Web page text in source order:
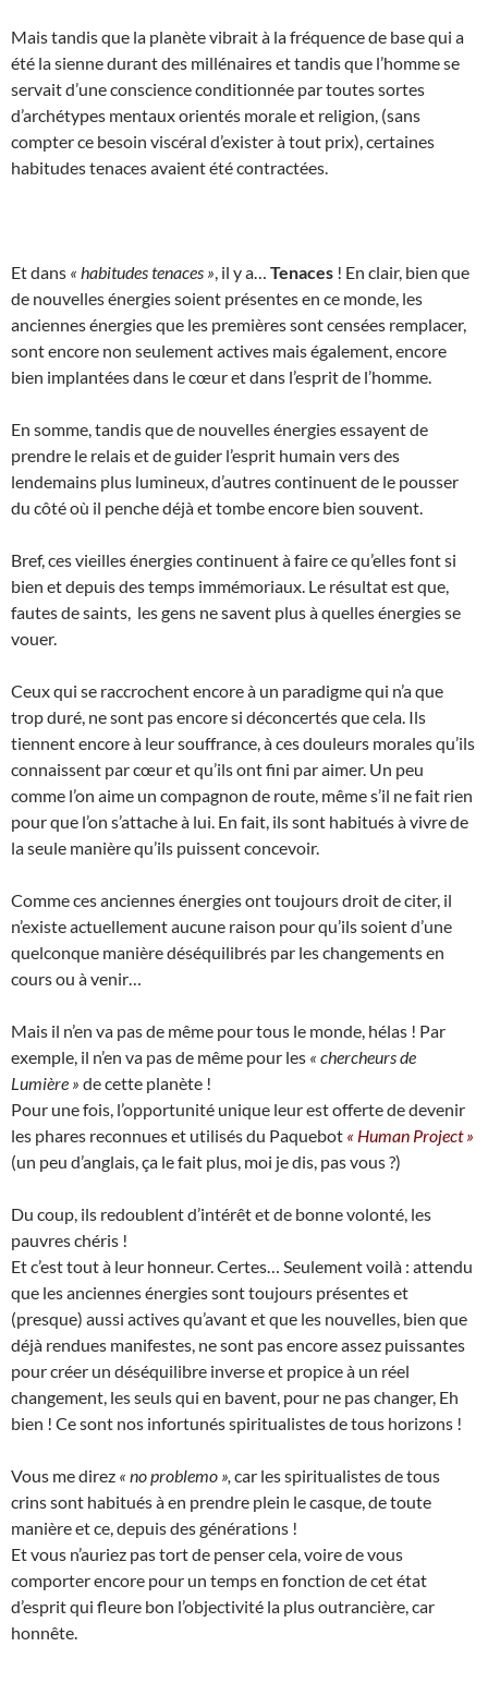
Mais tandis que la planète vibrait à la fréquence de base qui a
été la sienne durant des millénaires et tandis que l’homme se
servait d’une conscience conditionnée par toutes sortes
d’archétypes mentaux orientés morale et religion, (sans
compter ce besoin viscéral d’exister à tout prix), certaines
habitudes tenaces avaient été contractées.
Et dans « habitudes tenaces » , il y a… Tenaces ! En clair, bien que
de nouvelles énergies soient présentes en ce monde, les
anciennes énergies que les premières sont censées remplacer,
sont encore non seulement actives mais également, encore
bien implantées dans le cœur et dans l’esprit de l’homme.
En somme, tandis que de nouvelles énergies essayent de
prendre le relais et de guider l’esprit humain vers des
lendemains plus lumineux, d’autres continuent de le pousser
du côté où il penche déjà et tombe encore bien souvent.
Bref, ces vieilles énergies continuent à faire ce qu’elles font si
bien et depuis des temps immémoriaux. Le résultat est que,
fautes de saints, les gens ne savent plus à quelles énergies se
vouer.
Ceux qui se raccrochent encore à un paradigme qui n’a que
trop duré, ne sont pas encore si déconcertés que cela. Ils
tiennent encore à leur souffrance, à ces douleurs morales qu’ils
connaissent par cœur et qu’ils ont fini par aimer. Un peu
comme l’on aime un compagnon de route, même s’il ne fait rien
pour que l’on s’attache à lui. En fait, ils sont habitués à vivre de
la seule manière qu’ils puissent concevoir.
Comme ces anciennes énergies ont toujours droit de citer, il
n’existe actuellement aucune raison pour qu’ils soient d’une
quelconque manière déséquilibrés par les changements en
cours ou à venir…
Mais il n’en va pas de même pour tous le monde, hélas ! Par
exemple, il n’en va pas de même pour les « chercheurs de
Lumière » de cette planète !
Pour une fois, l’opportunité unique leur est offerte de devenir
les phares reconnues et utilisés du Paquebot « Human Project »
(un peu d’anglais, ça le fait plus, moi je dis, pas vous ?)
Du coup, ils redoublent d’intérêt et de bonne volonté, les
pauvres chéris !
Et c’est tout à leur honneur. Certes… Seulement voilà : attendu
que les anciennes énergies sont toujours présentes et
(presque) aussi actives qu’avant et que les nouvelles, bien que
déjà rendues manifestes, ne sont pas encore assez puissantes
pour créer un déséquilibre inverse et propice à un réel
changement, les seuls qui en bavent, pour ne pas changer, Eh
bien ! Ce sont nos infortunés spiritualistes de tous horizons !
Vous me direz « no problemo », car les spiritualistes de tous
crins sont habitués à en prendre plein le casque, de toute
manière et ce, depuis des générations !
Et vous n’auriez pas tort de penser cela, voire de vous
comporter encore pour un temps en fonction de cet état
d’esprit qui fleure bon l’objectivité la plus outrancière, car
honnête.